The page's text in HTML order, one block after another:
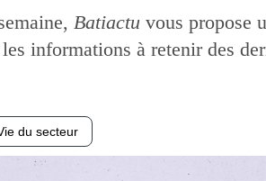
Batiactu vous propose
informations à retenir des
du secteur